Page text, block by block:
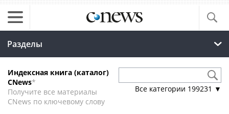
Разделы
Индексная книга (каталог)
CNews*
Получите все материалы
CNews по ключевому слову
Все категории 199231 ▼